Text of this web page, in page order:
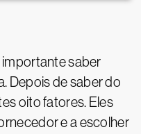
importante saber
Depois de saber do
oito fatores. Eles
e a escolher